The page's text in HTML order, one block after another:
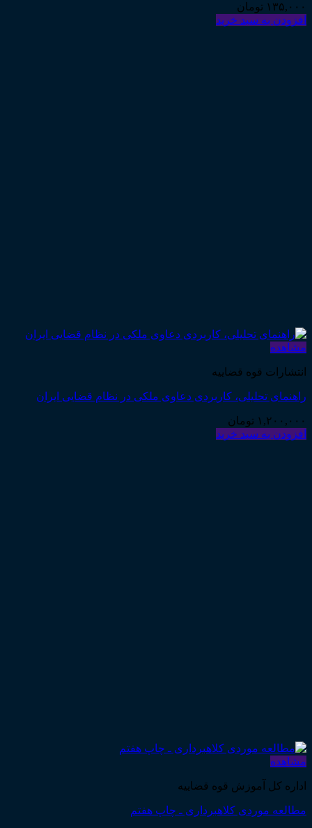
۱۳۵,۰۰۰ تومان
افزودن به سبد خرید
مشاهده
انتشارات قوه قضاییه
راهنمای تحلیلی، کاربردی دعاوی ملکی در نظام قضایی ایران
۱,۲۰۰,۰۰۰ تومان
افزودن به سبد خرید
مشاهده
اداره کل آموزش قوه قضاییه
مطالعه موردی کلاهبرداری ـ چاپ هفتم